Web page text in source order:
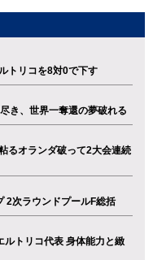
トリコを8対0で下す
き、世界一奪還の夢破れる
るオランダ破って2大会連続
2次ラウンドプールF総括
ルトリコ代表 身体能力と緻